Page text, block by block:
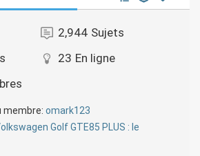
2,944 Sujets
23 En ligne
membre: omark123
Golf GTE85 PLUS : le